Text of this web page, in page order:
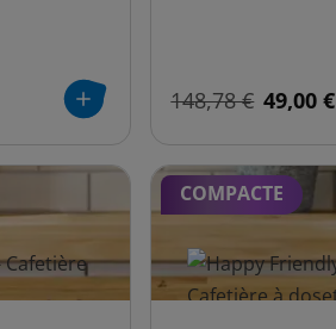
148,78 € 49,00 €
COMPACTE